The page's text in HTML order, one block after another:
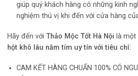
giúp quý khách hàng có những kinh
nghiệm thú vị khi đến với cửa hàng
Hãy đến với Thảo Mộc Tốt Hà Nội là một
hột khô lâu năm tím uy tín với tiêu chí:
CAM KẾT HÀNG CHUẨN 100% CÓ